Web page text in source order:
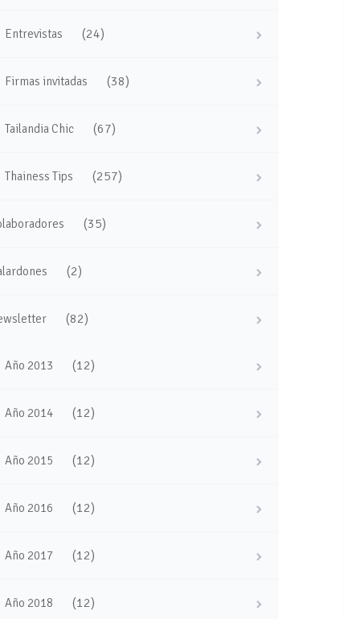
Entrevistas (24)
Firmas invitadas (38)
Tailandia Chic (67)
Thainess Tips (257)
(35)
(2)
(82)
Año 2013 (12)
Año 2014 (12)
Año 2015 (12)
Año 2016 (12)
Año 2017 (12)
Año 2018 (12)